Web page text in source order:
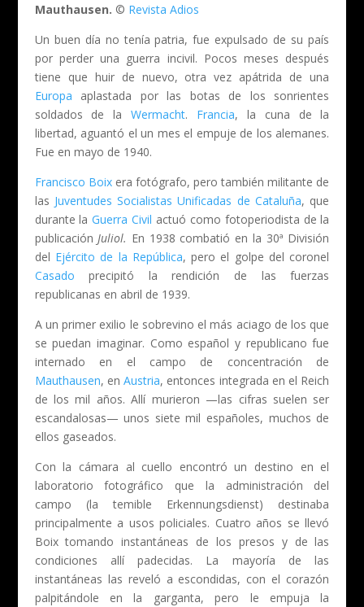
Mauthausen. © Revista Adios
Un buen día no tenía patria, fue expulsado de su país
por perder una guerra incivil. Pocos meses después
tiene que huir de nuevo, otra vez apátrida de una
Europa aplastada por las botas de los sonrientes
soldados de laWermacht. Francia, la cuna de la
libertad, aguantó el un mes el empuje de los alemanes.
Fue en mayo de 1940.
Francisco Boixera fotógrafo, pero también militante de
las Juventudes Socialistas Unificadas de Cataluña, que
durante laGuerra Civil actuó como fotoperiodista de la
publicación Juliol. En 1938 combatió en la 30ª División
del Ejército de la República, pero el golpe del coronel
Casado precipitó la rendición de las fuerzas
republicanas en abril de 1939.
A un primer exilio le sobrevino el más aciago de los que
se puedan imaginar. Como español y republicano fue
internado en el campo de concentración de
Mauthausen, enAustria, entonces integrada en el Reich
de los mil años. Allí murieron —las cifras suelen ser
escandalosas— unos siete mil españoles, muchos de
ellos gaseados.
Con la cámara al cuello encontró un destino en el
laboratorio fotográfico que la administración del
campo (la temible Erkennungsdienst) destinaba
principalmente a usos policiales. Cuatro años se llevó
Boix tomando instantáneas de los presos y de las
condiciones allí padecidas. La mayoría de las
instantáneas las reveló a escondidas, con el corazón
palpitándole en la garganta, pero le empuja la